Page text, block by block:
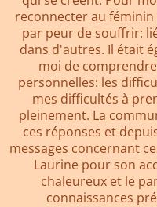
reconnecter au féminin
par peur de souffrir:
dans d'autres. Il était
moi de
personnelles: les
mes difficultés à
pleinement. La
ces réponses et
messages concernant
Laurine pour son
chaleureux et le
connaissances